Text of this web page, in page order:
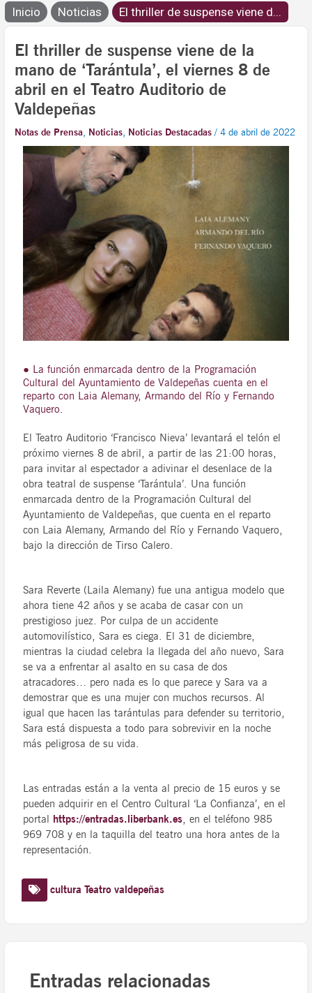
Inicio Noticias El thriller de suspense viene d...
El thriller de suspense viene de la
mano de ‘Tarántula’, el viernes 8 de
abril en el Teatro Auditorio de
Valdepeñas
Notas de Prensa, Noticias, Noticias Destacadas /4 de abril de 2022
● La función enmarcada dentro de la Programación
Cultural del Ayuntamiento de Valdepeñas cuenta en el
reparto con Laia Alemany, Armando del Río y Fernando
Vaquero.
El Teatro Auditorio ‘Francisco Nieva’ levantará el telón el
próximo viernes 8 de abril, a partir de las 21:00 horas,
para invitar al espectador a adivinar el desenlace de la
obra teatral de suspense ‘Tarántula’. Una función
enmarcada dentro de la Programación Cultural del
Ayuntamiento de Valdepeñas, que cuenta en el reparto
con Laia Alemany, Armando del Río y Fernando Vaquero,
bajo la dirección de Tirso Calero.
Sara Reverte (Laila Alemany) fue una antigua modelo que
ahora tiene 42 años y se acaba de casar con un
prestigioso juez. Por culpa de un accidente
automovilístico, Sara es ciega. El 31 de diciembre,
mientras la ciudad celebra la llegada del año nuevo, Sara
se va a enfrentar al asalto en su casa de dos
atracadores… pero nada es lo que parece y Sara va a
demostrar que es una mujer con muchos recursos. Al
igual que hacen las tarántulas para defender su territorio,
Sara está dispuesta a todo para sobrevivir en la noche
más peligrosa de su vida.
Las entradas están a la venta al precio de 15 euros y se
pueden adquirir en el Centro Cultural ‘La Confianza’, en el
portal
https://entradas.liberbank.es, en el teléfono 985
969 708 y en la taquilla del teatro una hora antes de la
representación.
cultura Teatro valdepeñas
Entradas relacionadas